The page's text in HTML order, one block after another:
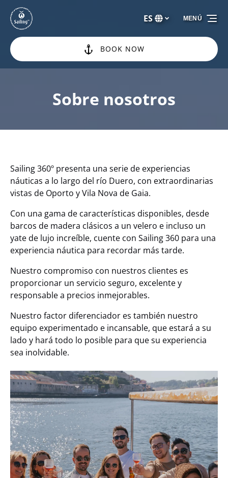
Saltar a la navegación principal
Saltar al contenido
Saltar al pie de página
Selecciona
tu
ES
BOOK NOW
MENÚ
Sobre nosotros
Sailing 360º presenta una serie de experiencias
náuticas a lo largo del río Duero, con extraordinarias
vistas de Oporto y Vila Nova de Gaia.
Con una gama de características disponibles, desde
barcos de madera clásicos a un velero e incluso un
yate de lujo increíble, cuente con Sailing 360 para una
experiencia náutica para recordar más tarde.
Nuestro compromiso con nuestros clientes es
proporcionar un servicio seguro, excelente y
responsable a precios inmejorables.
Nuestro factor diferenciador es también nuestro
equipo experimentado e incansable, que estará a su
lado y hará todo lo posible para que su experiencia
sea inolvidable.